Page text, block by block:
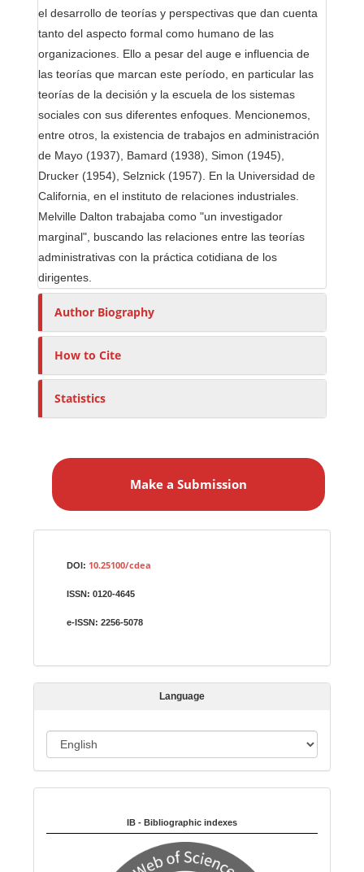
el desarrollo de teorías y perspectivas que dan cuenta
tanto del aspecto formal como humano de las
organizaciones. Ello a pesar del auge e influencia de
las teorías que marcan este período, en particular las
teorías de la decisión y la escuela de los sistemas
sociales con sus diferentes enfoques. Mencionemos,
entre otros, la existencia de trabajos en administración
de Mayo (1937), Bamard (1938), Simon (1945),
Drucker (1954), Selznick (1957). En la Universidad de
California, en el instituto de relaciones industriales.
Melville Dalton trabajaba como "un investigador
marginal", buscando las relaciones entre las teorías
administrativas con la práctica cotidiana de los
dirigentes.
Author Biography
How to Cite
Statistics
a
s
i
Make a Submission
DOI: 10.25100/cdea
ISSN:0120-4645
e-ISSN: 2256-5078
Language
a
u
a
g
IB - Bibliographic indexes